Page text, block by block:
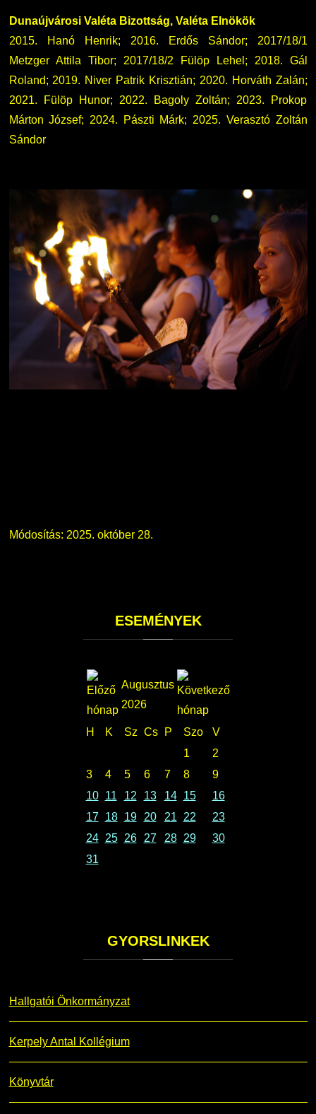
Dunaújvárosi Valéta Bizottság, Valéta Elnökök
2015. Hanó Henrik; 2016. Erdős Sándor; 2017/18/1
Metzger Attila Tibor; 2017/18/2 Fülöp Lehel; 2018. Gál
Roland; 2019. Niver Patrik Krisztián; 2020. Horváth Zalán;
2021. Fülöp Hunor; 2022. Bagoly Zoltán; 2023. Prokop
Márton József; 2024. Pászti Márk; 2025. Verasztó Zoltán
Sándor
Módosítás: 2025. október 28.
ESEMÉNYEK
Augusztus
2026
H K Sz Cs P Szo
V
1
2
3
4 5 6 7 8
9
10
11 12 13 14 15
16
17
18 19 20 21 22
23
24
25 26 27 28 29
30
31
GYORSLINKEK
Hallgatói Önkormányzat
Kerpely Antal Kollégium
Könyvtár